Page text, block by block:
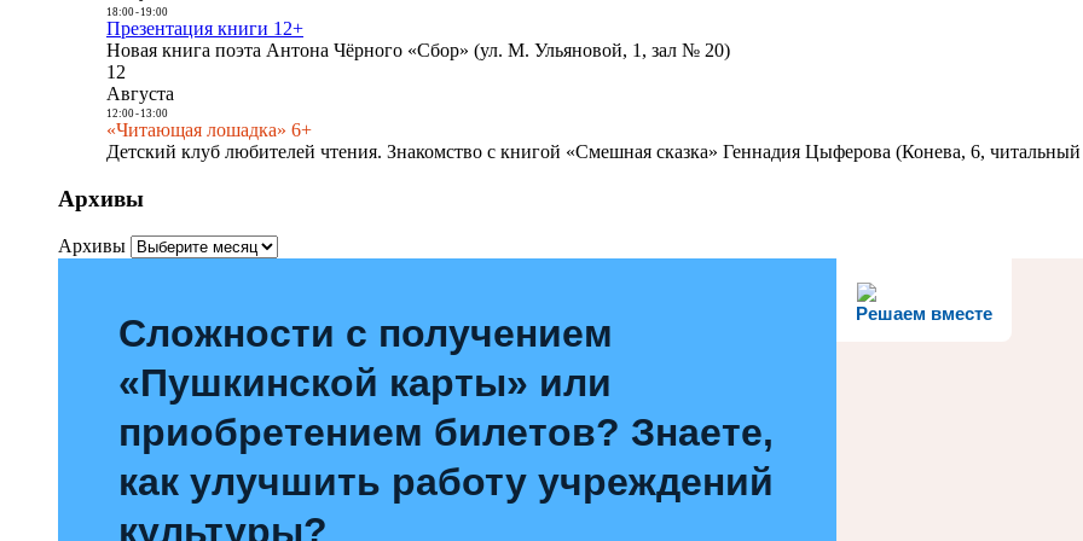
18:00- 19:00
Презентация книги 12+
Новая книга поэта Антона Чёрного «Сбор» (ул. М. Ульяновой, 1, зал № 20)
12
Августа
12:00- 13:00
«Читающая лошадка» 6+
Детский клуб любителей чтения. Знакомство с книгой «Смешная сказка» Геннадия Цыферова (Конева, 6, читальный
Архивы
Архивы
Решаем вместе
Сложности с получением
«Пушкинской карты» или
приобретением билетов? Знаете,
как улучшить работу учреждений
культуры?